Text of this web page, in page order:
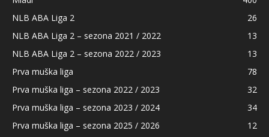
NLB ABA Liga 2
26
NLB ABA Liga 2 – sezona 2021 / 2022
13
NLB ABA Liga 2 – sezona 2022 / 2023
13
Prva muška liga
78
Prva muška liga – sezona 2022 / 2023
32
Prva muška liga – sezona 2023 / 2024
34
Prva muška liga – sezona 2025 / 2026
12